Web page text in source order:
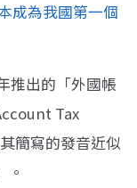
成為我國第一個
推出的「外國帳
Tax
簡寫的發音近似
。